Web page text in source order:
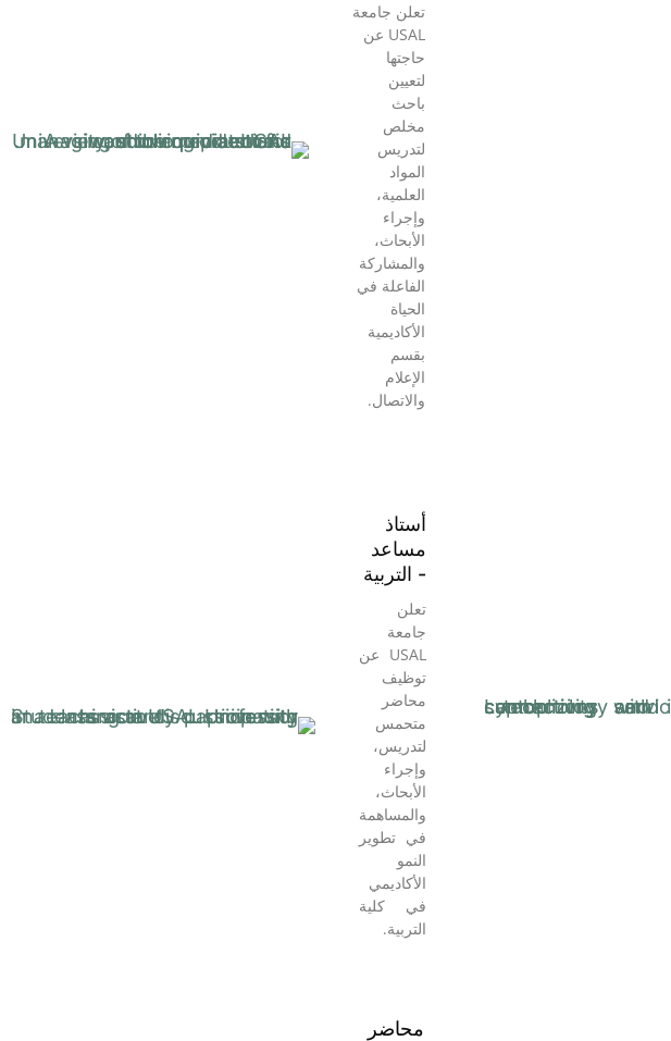
تعلن جامعة
USAL عن
حاجتها
لتعيين
باحث
مخلص
لتدريس
المواد
العلمية،
وإجراء
الأبحاث،
والمشاركة
الفاعلة في
الحياة
الأكاديمية
بقسم
الإعلام
والاتصال.
أستاذ
مساعد
- التربية
تعلن
جامعة
USAL عن
توظيف
محاضر
متحمس
لتدريس،
وإجراء
الأبحاث،
والمساهمة
في تطوير
النمو
الأكاديمي
في كلية
التربية.
محاضر